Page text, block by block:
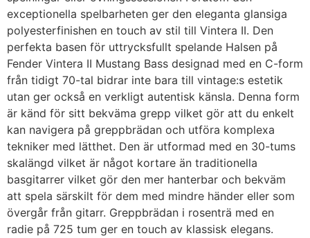
exceptionella spelbarheten ger den eleganta glansiga
polyesterfinishen en touch av stil till Vintera II. Den
perfekta basen för uttrycksfullt spelande Halsen på
Fender Vintera II Mustang Bass designad med en C-form
från tidigt 70-tal bidrar inte bara till vintage:s estetik
utan ger också en verkligt autentisk känsla. Denna form
är känd för sitt bekväma grepp vilket gör att du enkelt
kan navigera på greppbrädan och utföra komplexa
tekniker med lätthet. Den är utformad med en 30-tums
skalängd vilket är något kortare än traditionella
basgitarrer vilket gör den mer hanterbar och bekväm
att spela särskilt för dem med mindre händer eller som
övergår från gitarr. Greppbrädan i rosenträ med en
radie på 725 tum ger en touch av klassisk elegans.